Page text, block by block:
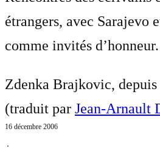
étrangers, avec Sarajevo
comme invités d’honneur.
Zdenka Brajkovic,
(traduit par Jean-Arnault
16 décembre 2006
⋅